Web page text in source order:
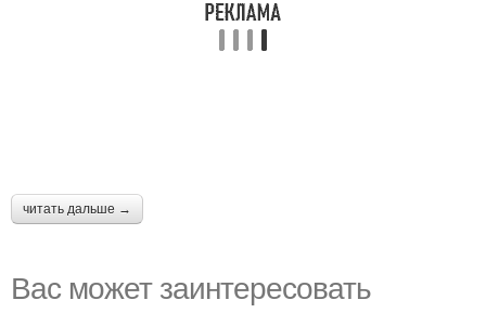
читать дальше →
Вас может заинтересовать